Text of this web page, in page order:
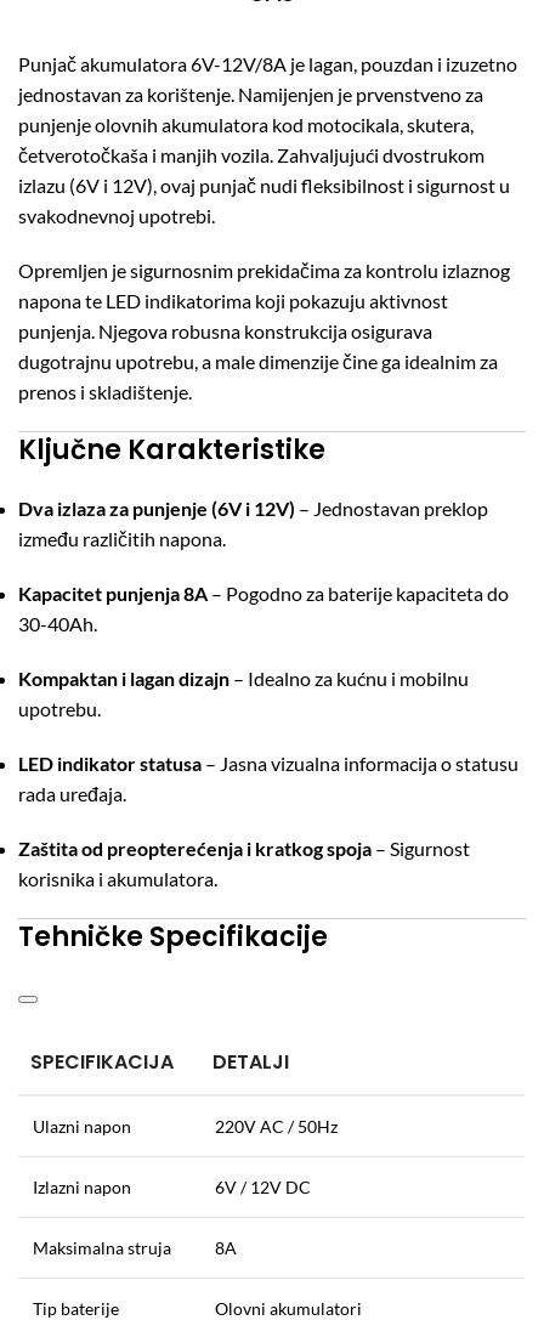
Punjač akumulatora 6V-12V/8A je lagan, pouzdan i izuzetno
jednostavan za korištenje. Namijenjen je prvenstveno za
punjenje olovnih akumulatora kod motocikala, skutera,
četverotočkaša i manjih vozila. Zahvaljujući dvostrukom
izlazu (6V i 12V), ovaj punjač nudi fleksibilnost i sigurnost u
svakodnevnoj upotrebi.
Opremljen je sigurnosnim prekidačima za kontrolu izlaznog
napona te LED indikatorima koji pokazuju aktivnost
punjenja. Njegova robusna konstrukcija osigurava
dugotrajnu upotrebu, a male dimenzije čine ga idealnim za
prenos i skladištenje.
Ključne Karakteristike
Dva izlaza za punjenje (6V i 12V) – Jednostavan preklop
između različitih napona.
Kapacitet punjenja 8A – Pogodno za baterije kapaciteta do
30-40Ah.
Kompaktan i lagan dizajn – Idealno za kućnu i mobilnu
upotrebu.
LED indikator statusa – Jasna vizualna informacija o statusu
rada uređaja.
Zaštita od preopterećenja i kratkog spoja – Sigurnost
korisnika i akumulatora.
Tehničke Specifikacije
SPECIFIKACIJA DETALJI
Ulazni napon 220V AC / 50Hz
Izlazni napon 6V / 12V DC
Maksimalna struja 8A
Tip baterije Olovni akumulatori